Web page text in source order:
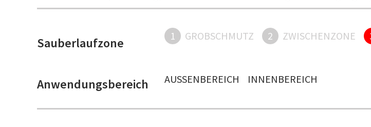
Sauberlaufzone 1 GROBSCHMUTZ 2 ZWISCHENZONE
Anwendungsbereich AUSSENBEREICH INNENBEREICH